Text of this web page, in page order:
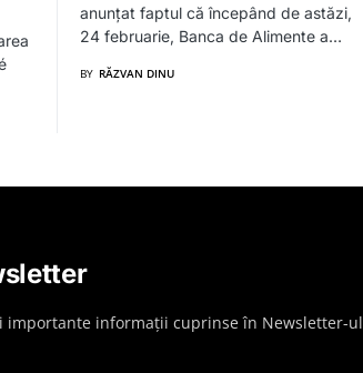
anunțat faptul că începând de astăzi,
24 februarie, Banca de Alimente a…
BY RĂZVAN DINU
importante informații cuprinse în Newsletter-ul